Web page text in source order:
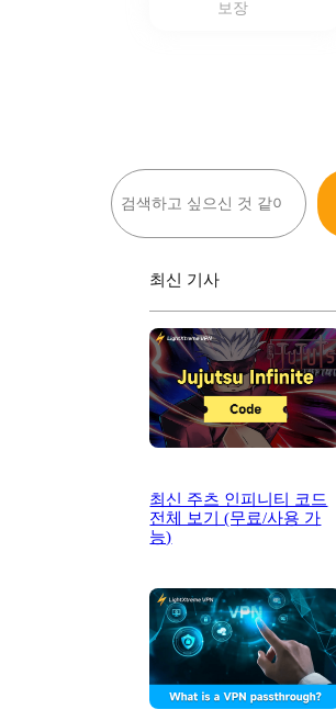
보장
검
색
최신 기사
최신 주츠 인피니티 코드
전체 보기 (무료/사용 가
능)